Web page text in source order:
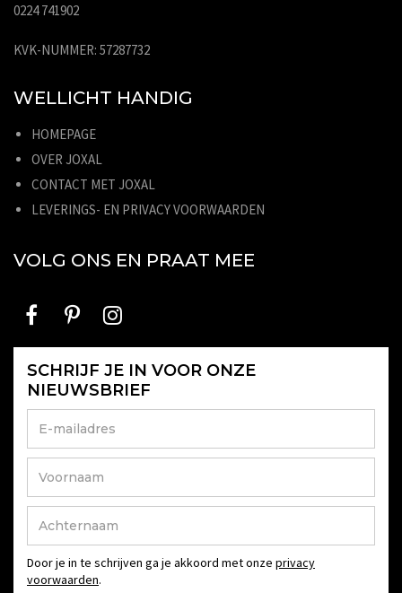
0224 741902
KVK-NUMMER: 57287732
WELLICHT HANDIG
HOMEPAGE
OVER JOXAL
CONTACT MET JOXAL
LEVERINGS- EN PRIVACY VOORWAARDEN
VOLG ONS EN PRAAT MEE
SCHRIJF JE IN VOOR ONZE
NIEUWSBRIEF
Door je in te schrijven ga je akkoord met onze privacy
voorwaarden.